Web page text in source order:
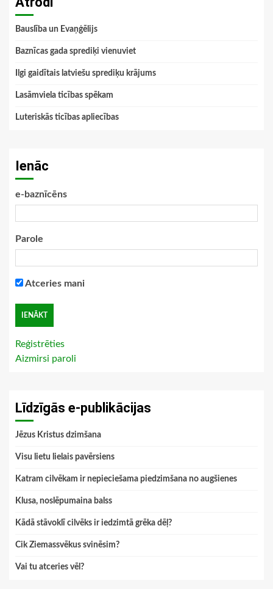
Bauslība un Evaņģēlijs
Baznīcas gada sprediķi vienuviet
Ilgi gaidītais latviešu sprediķu krājums
Lasāmviela ticības spēkam
Luteriskās ticības apliecības
Ienāc
e-baznīcēns
Parole
Atceries mani
Reģistrēties
Aizmirsi paroli
Līdzīgās e-publikācijas
Jēzus Kristus dzimšana
Visu lietu lielais pavērsiens
Katram cilvēkam ir nepieciešama piedzimšana no augšienes
Klusa, noslēpumaina balss
Kādā stāvoklī cilvēks ir iedzimtā grēka dēļ?
Cik Ziemassvēkus svinēsim?
Vai tu atceries vēl?